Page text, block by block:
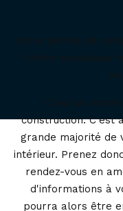
construction. C'est
grande majorité de
intérieur. Prenez
rendez-vous en
d'informations à
pourra alors être